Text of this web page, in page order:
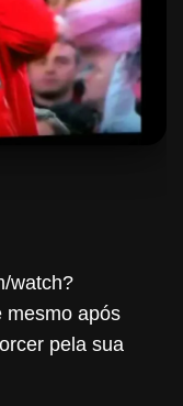
watch?
após
pela sua